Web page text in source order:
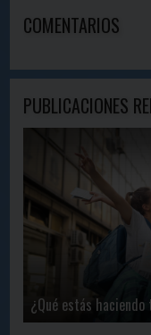
COMENTARIOS
PUBLICACIONES
¿Qué estás haciendo